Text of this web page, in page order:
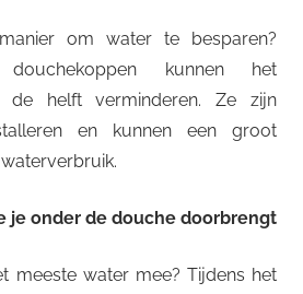
om water te besparen?
douchekoppen kunnen het
de helft verminderen. Ze zijn
en kunnen een groot
je onder de douche doorbrengt
meeste water mee? Tijdens het